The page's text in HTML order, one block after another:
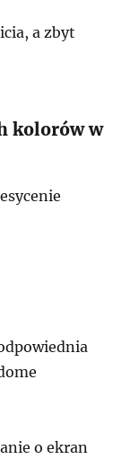
a zbyt
kolorów w
o ekran